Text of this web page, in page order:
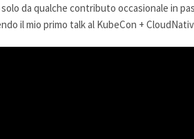
da qualche contributo occasionale in
il mio primo talk al KubeCon +